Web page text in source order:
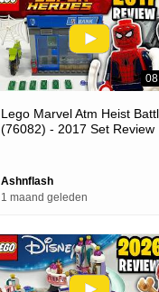
Lego Marvel Atm Heist
(76082) - 2017 Set Review
Ashnflash
1 maand geleden